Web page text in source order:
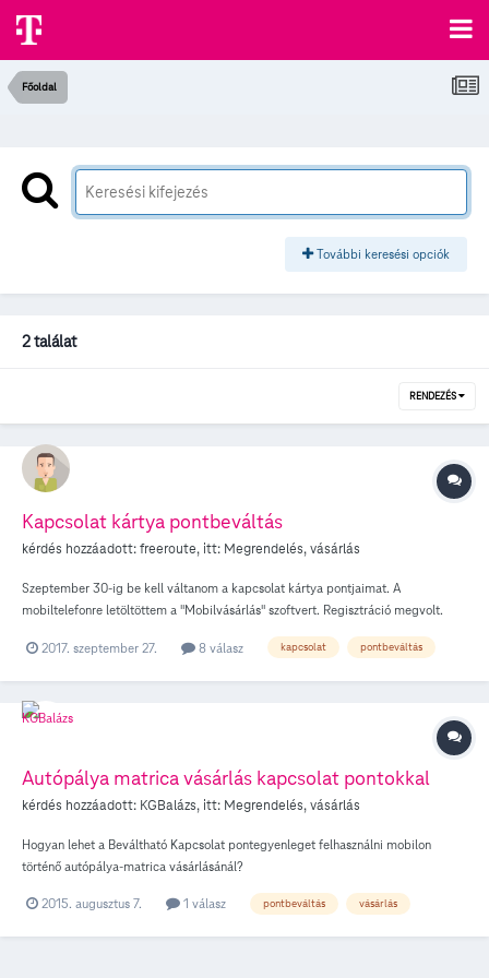
Főoldal
További keresési opciók
2 találat
RENDEZÉS
Kapcsolat kártya pontbeváltás
kérdés hozzáadott:freeroute, itt: Megrendelés, vásárlás
Szeptember 30-ig be kell váltanom a kapcsolat kártya pontjaimat. A
mobiltelefonre letöltöttem a "Mobilvásárlás" szoftvert. Regisztráció megvolt.
hogy ne az egyenlegemből vonja le az áru értékét, hanem a kapcsolat kártya
2017. szeptember 27. 8 válasz kapcsolat pontbeváltás
Autópálya matrica vásárlás kapcsolat pontokkal
kérdés hozzáadott: KGBalázs, itt: Megrendelés, vásárlás
Hogyan lehet a Beváltható Kapcsolat pontegyenleget felhasználni mobilon
történő autópálya-matrica vásárlásánál?
2015. augusztus 7. 1 válasz pontbeváltás vásárlás